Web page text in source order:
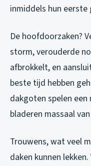
inmiddels hun
De hoofdoorzaken?
storm, verouderde
afbrokkelt, en
beste tijd hebben
dakgoten spelen
bladeren massaal
Trouwens, wat veel
daken kunnen